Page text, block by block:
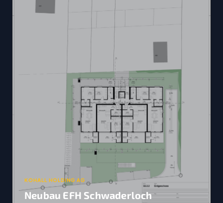
KOHALL HOLDING AG
Neubau EFH Schwaderloch